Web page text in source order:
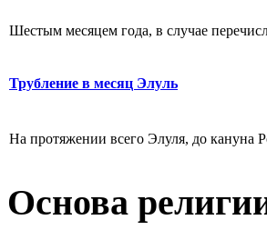
Шестым месяцем года, в случае
Трубление в месяц Элуль
На протяжении всего Элуля, до кануна
Основа